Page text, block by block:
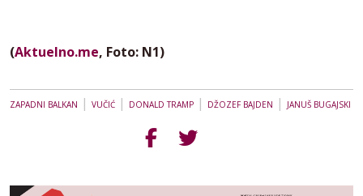
(Aktuelno.me, Foto: N1)
ZAPADNI BALKAN | VUČIĆ | DONALD TRAMP | DŽOZEF BAJDEN | JANUŠ BUGAJSKI